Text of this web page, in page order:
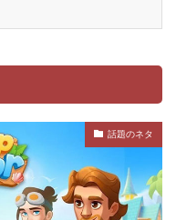
話題のネタ